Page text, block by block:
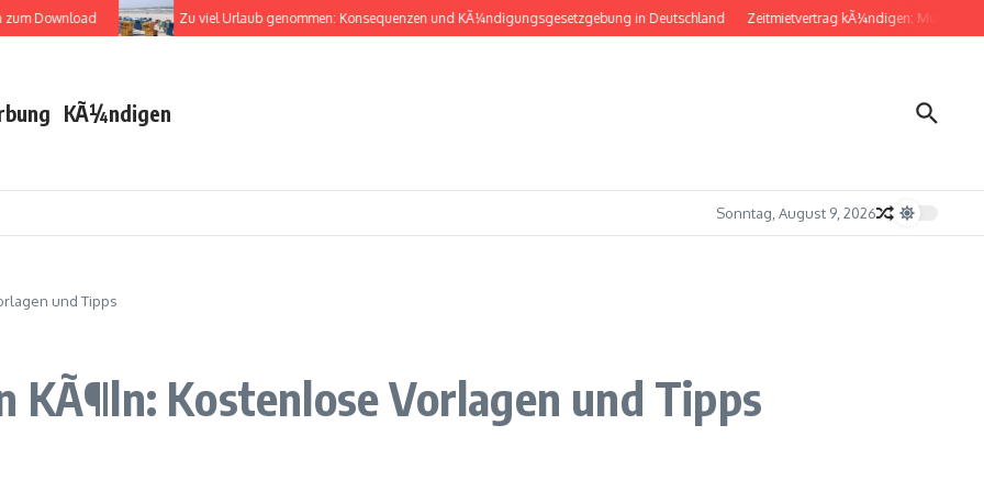
Zu viel Urlaub genommen: Konsequenzen und KÃ¼ndigungsgesetzgebung in Deutschland Zeitmietvertrag kÃ¼ndigen: Musterbrief fÃ¼r die
KÃ¼ndigen
Sonntag, August 9, 2026
und Tipps
KÃ¶ln: Kostenlose Vorlagen und Tipps